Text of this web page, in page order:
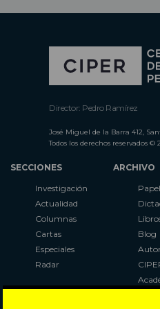
Director: Pedro Ramírez
José Miguel de la Barra 412,
Todos los derechos reservados ©
SECCIONES
Investigación
Actualidad
Columnas
Cartas
Especiales
Radar
ARCHIVO
Blog